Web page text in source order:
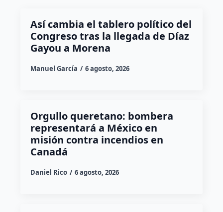
Así cambia el tablero político del
Congreso tras la llegada de Díaz
Gayou a Morena
Manuel García 6 agosto, 2026
Orgullo queretano: bombera
representará a México en
misión contra incendios en
Canadá
Daniel Rico 6 agosto, 2026